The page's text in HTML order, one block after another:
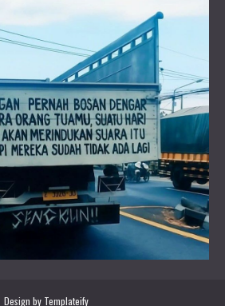
Design by Templateify